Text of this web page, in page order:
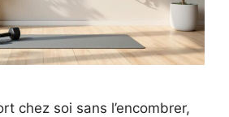
chez soi sans l’encombrer,